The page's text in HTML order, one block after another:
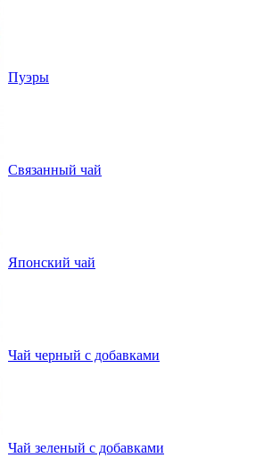
Пуэры
Связанный чай
Японский чай
Чай черный с добавками
Чай зеленый с добавками